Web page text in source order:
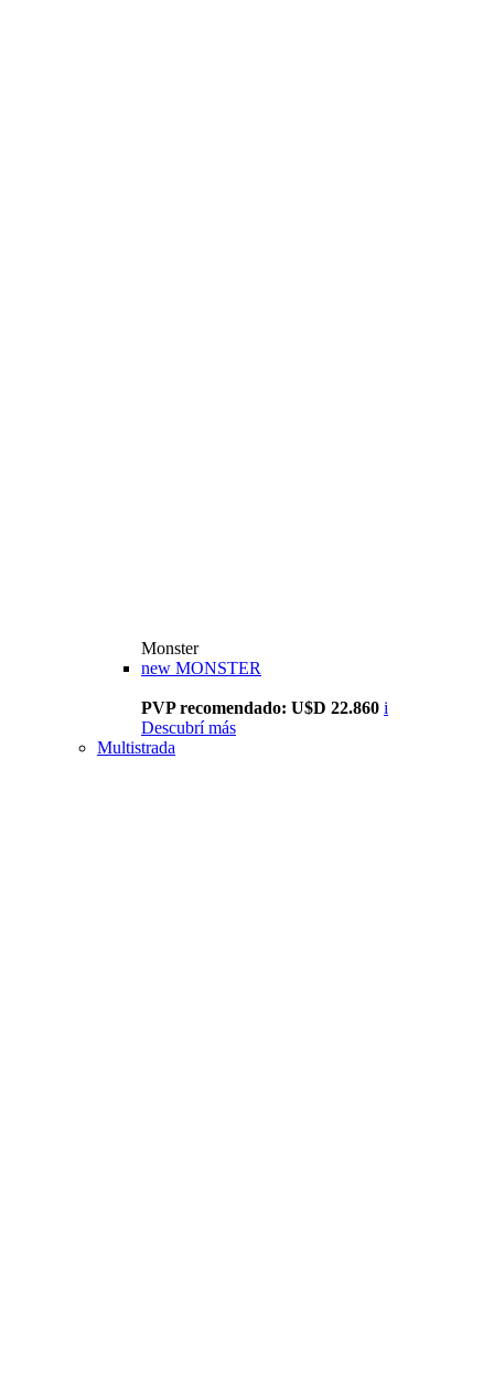
Monster
new MONSTER
PVP recomendado: U$D 22.860 i
Descubrí más
Multistrada